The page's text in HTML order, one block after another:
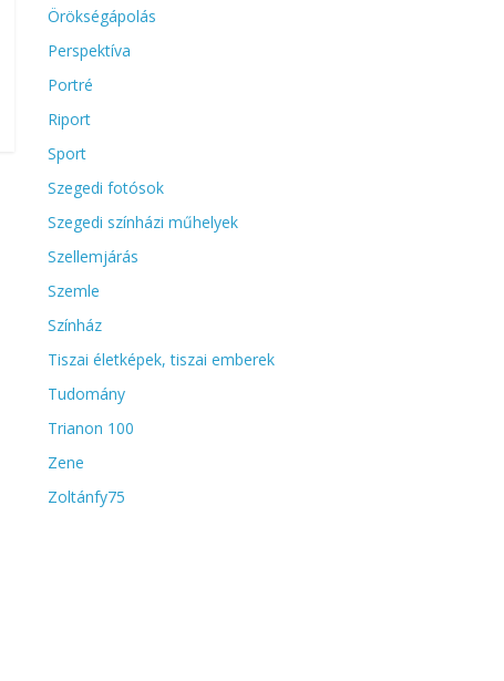
Örökségápolás
Perspektíva
Portré
Riport
Sport
Szegedi fotósok
Szegedi színházi műhelyek
Szellemjárás
Szemle
Színház
Tiszai életképek, tiszai emberek
Tudomány
Trianon 100
Zene
Zoltánfy75